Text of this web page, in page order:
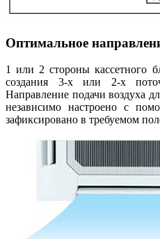
Оптимальное
1 или 2 стороны кассетного
создания 3-х или 2-х
Направление подачи воздуха
независимо настроено с
зафиксировано в требуемом